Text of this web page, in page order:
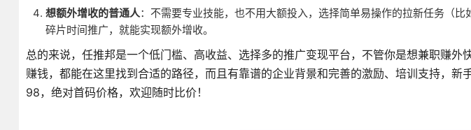
想额外增收的普通人：不需要专业技能，也不用大额投入，选择简单易操作的拉新任务（
碎片时间推广，就能实现额外增收。
总的来说，任推邦是一个低门槛、高收益、选择多的推广变现平台，不管你是想兼职赚外
赚钱，都能在这里找到合适的路径，而且有靠谱的企业背景和完善的激励、培训支持，
98，绝对首码价格，欢迎随时比价！